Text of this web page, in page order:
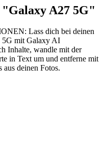
A27 5G"
Lass dich bei deinen
5G mit Galaxy AI
Inhalte, wandle mit der
in Text um und entferne mit
aus deinen Fotos.